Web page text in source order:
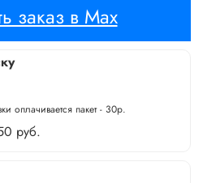
заказ в Max
оплачивается пакет - 30р.
руб.